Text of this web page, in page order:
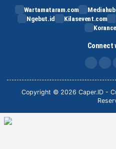
Wartamataram.com
Ngebut.id
Kilasevent.com
Connect
FB IG
Copyright © 2026 Caper.ID -